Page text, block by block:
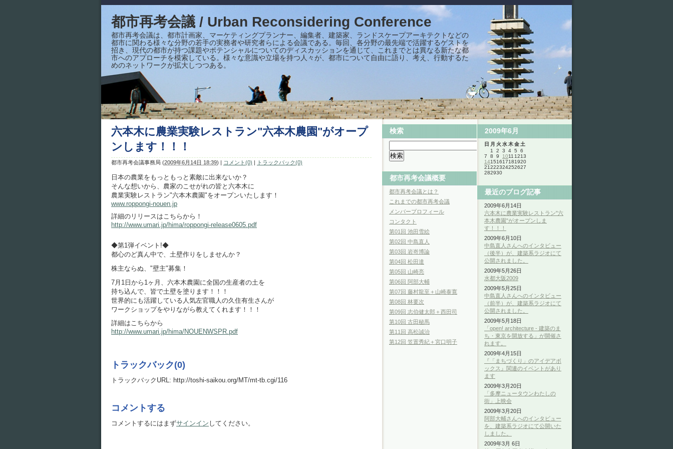
都市再考会議 / Urban Reconsidering Conference
都市再考会議は、都市計画家、マーケティングプランナー、編集者、建築家、ランドスケープアーキテクトなどの
都市に関わる様々な分野の若手の実務者や研究者らによる会議である。毎回、各分野の最先端で活躍するゲストを
招き、現代の都市が持つ課題やポテンシャルについてのディスカッションを通じて、これまでとは異なる新たな都
市へのアプローチを模索している。様々な意識や立場を持つ人々が、都市について自由に語り、考え、行動するた
めのネットワークが拡大しつつある。
六本木に農業実験レストラン"六本木農園"がオープ
ンします！！！
都市再考会議事務局 (2009年6月14日 18:39) | コメント(0) | トラックバック(0)
日本の農業をもっともっと素敵に出来ないか？
そんな想いから、農家のこせがれの皆と六本木に
農業実験レストラン"六本木農園"をオープンいたします！
www.roppongi-nouen.jp
詳細のリリースはこちらから！
http://www.umari.jp/hima/roppongi-release0605.pdf
◆第1弾イベント!◆
都心のど真ん中で、土壁作りをしませんか？
株主ならぬ、"壁主"募集！
7月1日から1ヶ月、六本木農園に全国の生産者の土を
持ち込んで、皆で土壁を塗ります！！！
世界的にも活躍している人気左官職人の久住有生さんが
ワークショップをやりながら教えてくれます！！！
詳細はこちらから
http://www.umari.jp/hima/NOUENWSPR.pdf
トラックバック(0)
トラックバックURL: http://toshi-saikou.org/MT/mt-tb.cgi/116
コメントする
コメントするにはまずサインイン してください。
2009年6月
日 月 火 水木金 土
1
2 3 4 5
6
7
8 9 1011 1213
14151617181920
21222324252627
282930
最近のブログ記事
2009年6月14日
六本木に農業実験レストラン"六
本木農園"がオープンしま
す！！！
2009年6月10日
中島直人さんへのインタビュー
（後半）が、建築系ラジオにて
公開されました。
2009年5月26日
水都大阪2009
2009年5月25日
中島直人さんへのインタビュー
（前半）が、建築系ラジオにて
公開されました。
2009年5月18日
「open! architecture - 建築のま
ち・東京を開放する」が開催さ
れます。
2009年4月15日
『「まちづくり」のアイデアボ
ックス』関連のイベントがあり
ます
2009年3月20日
「多摩ニュータウンわたしの
街」上映会
2009年3月20日
阿部大輔さんへのインタビュー
を、建築系ラジオにて公開いた
しました。
2009年3月 6日
検索
都市再考会議概要
都市再考会議とは？
これまでの都市再考会議
メンバープロフィール
コンタクト
第01回 池田雪絵
第02回 中島直人
第03回 岩嵜博論
第04回 松田達
第05回 山崎亮
第06回 阿部大輔
第07回 藤村龍至＋山崎泰寛
第08回 林要次
第09回 志伯健太郎＋西田司
第10回 古田秘馬
第11回 高松誠治
第12回 笠置秀紀＋宮口明子